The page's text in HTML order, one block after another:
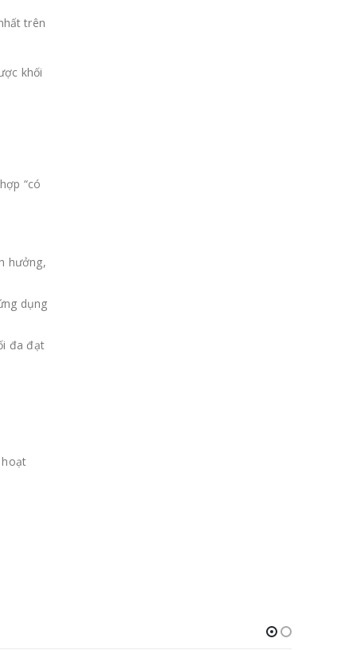
trên
khối
“có
hưởng,
dụng
đa đạt
hoạt